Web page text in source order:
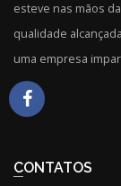
esteve nas mãos
qualidade
uma empresa
CONTATOS